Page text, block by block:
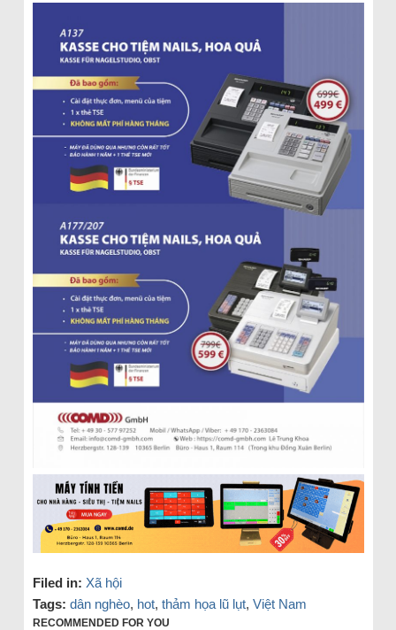
Filed in: Xã hội
Tags: dân nghèo, hot, thảm họa lũ lụt, Việt Nam
RECOMMENDED FOR YOU